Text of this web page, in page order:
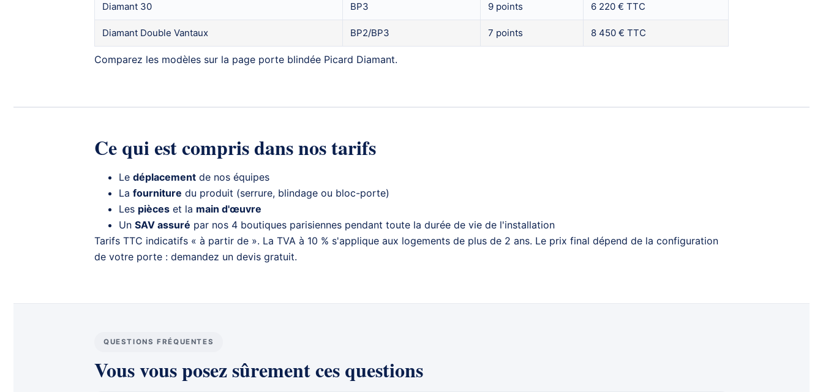
Diamant 30 BP3 9 points 6 220 € TTC
Diamant Double Vantaux BP2/BP3 7 points 8 450 € TTC
Comparez les modèles sur la page porte blindée Picard Diamant.
Ce qui est compris dans nos tarifs
Le déplacement de nos équipes
La fourniture du produit (serrure, blindage ou bloc-porte)
Les pièces et la main d'œuvre
Un SAV assuré par nos 4 boutiques parisiennes pendant toute la durée de vie de l'installation
Tarifs TTC indicatifs « à partir de ». La TVA à 10 % s'applique aux logements de plus de 2 ans. Le prix final dépend de la configuration
de votre porte : demandez un devis gratuit.
QUESTIONS FRÉQUENTES
Vous vous posez sûrement ces questions